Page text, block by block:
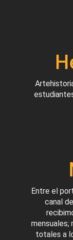
Entre el
canal
mensuales;
totales a